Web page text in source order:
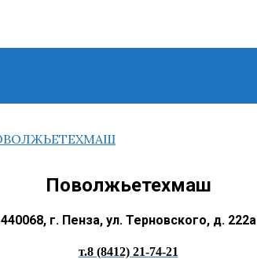
Поволжьетехмаш
440068, г. Пенза, ул. Терновского, д. 222а
т.8 (8412) 21-74-21